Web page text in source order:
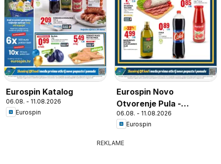
Eurospin Katalog
06.08. - 11.08.2026
Eurospin
Eurospin Novo
Otvorenje Pula -
Tršćanska
06.08. - 11.08.2026
Eurospin
REKLAME